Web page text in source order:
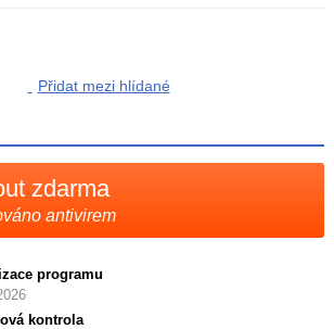
Přidat mezi hlídané
zdarma
antivirem
programu
kontrola